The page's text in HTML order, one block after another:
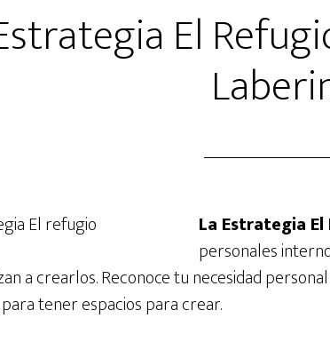
El
La Estrategia
personales
a crearlos. Reconoce tu necesidad
tener espacios para crear.